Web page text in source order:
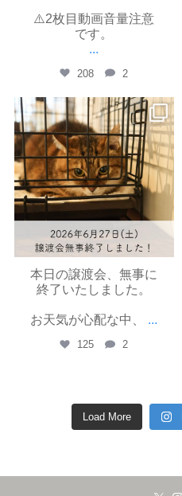
⚠️2枚目動画音量注意
です。
...
208 2
yayoinekokyoto
6月 27
本日の譲渡会、無事に
終了いたしました。
お天気が心配な中、 ...
125 2
Load More